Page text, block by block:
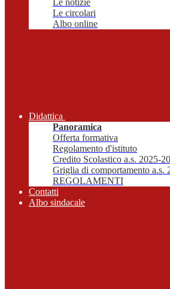
Le notizie
Le circolari
Albo online
Didattica
Panoramica
Offerta formativa
Regolamento d'istituto
Credito Scolastico a.s. 2025-
Griglia di comportamento a.s.
REGOLAMENTI
Contatti
Albo sindacale